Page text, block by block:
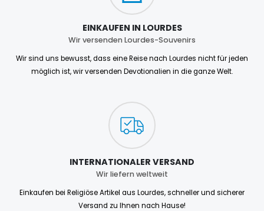
EINKAUFEN IN LOURDES
Wir versenden Lourdes-Souvenirs
Wir sind uns bewusst, dass eine Reise nach Lourdes nicht für jeden
möglich ist, wir versenden Devotionalien in die ganze Welt.
INTERNATIONALER VERSAND
Wir liefern weltweit
Einkaufen bei Religiöse Artikel aus Lourdes, schneller und sicherer
Versand zu Ihnen nach Hause!